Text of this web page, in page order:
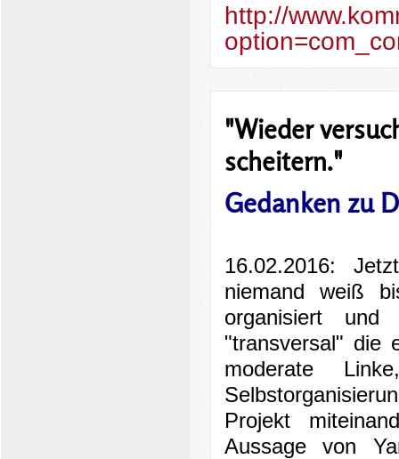
http://
"Wieder
scheitern."
Gedanken zu
16.02.2016:
niemand weiß
organisiert
"transversal" die
moderate
Projekt
Aussage von